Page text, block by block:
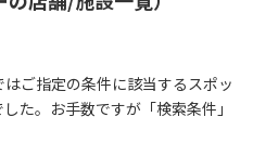
ご指定の条件に該当するスポッ
た。お手数ですが「検索条件」